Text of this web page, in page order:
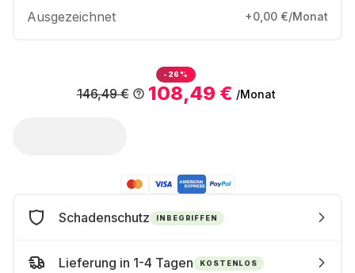
Ausgezeichnet +0,00 €/Monat
-26%
108,49 € /Monat
146,49 €
Schadenschutz INBEGRIFFEN
Lieferung in 1-4 Tagen KOSTENLOS